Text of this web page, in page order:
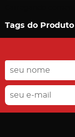
Tags do Produto